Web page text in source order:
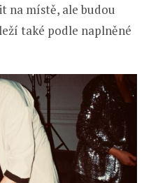
na místě, ale budou
také podle naplněné